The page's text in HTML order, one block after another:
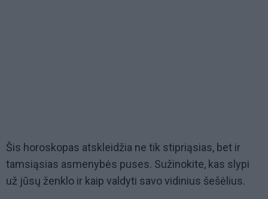
Šis horoskopas atskleidžia ne tik stipriąsias, bet ir
tamsiąsias asmenybės puses. Sužinokite, kas slypi
už jūsų ženklo ir kaip valdyti savo vidinius šešėlius.